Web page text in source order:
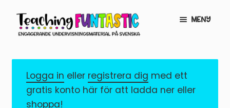
Hoppa
till
navigering
Gå
till
innehåll
MENY
MITT KONTO
GRATISMATERIAL
Logga in eller registrera dig med ett
gratis konto här för att ladda ner eller
shoppa!